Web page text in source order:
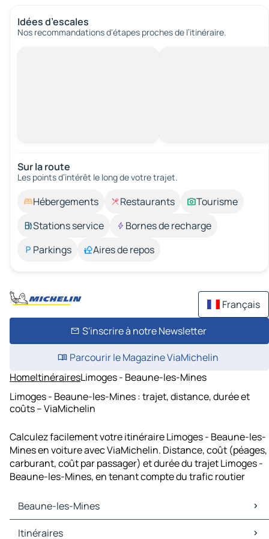
Idées d’escales
Nos recommandations d'étapes proches de l’itinéraire.
Sur la route
Les points d’intérêt le long de votre trajet.
Hébergements Restaurants
Tourisme
Stations service
Bornes de recharge
Parkings
Aires de repos
Français
S'inscrire à notre Newsletter
Parcourir le Magazine ViaMichelin
HomeItinérairesLimoges - Beaune-les-Mines
Limoges - Beaune-les-Mines : trajet, distance, durée et
coûts – ViaMichelin
Calculez facilement votre itinéraire Limoges - Beaune-les-
Mines en voiture avec ViaMichelin. Distance, coût (péages,
carburant, coût par passager) et durée du trajet Limoges -
Beaune-les-Mines, en tenant compte du trafic routier
Beaune-les-Mines
Beaune-les-Mines Cartes et plans
Itinéraires